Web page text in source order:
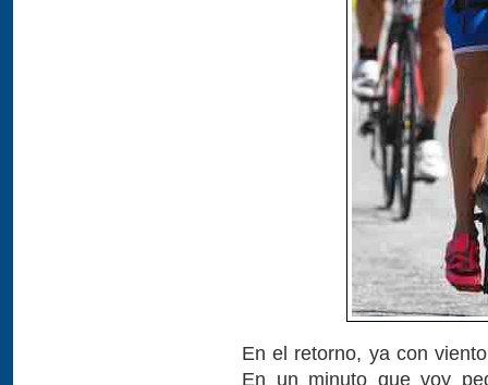
En el retorno, ya con
En un minuto que voy